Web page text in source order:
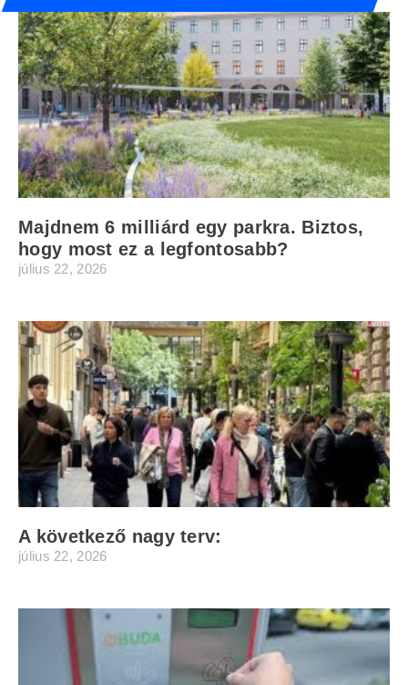
Majdnem 6 milliárd egy parkra. Biztos,
hogy most ez a legfontosabb?
július 22, 2026
A következő nagy terv:
július 22, 2026